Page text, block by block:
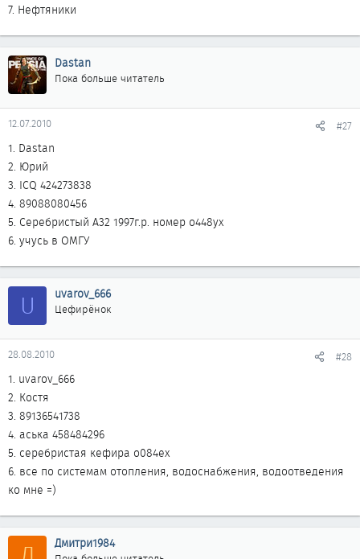
7. Нефтяники
Dastan
Пока больше читатель
12.07.2010 #27
1. Dastan
2. Юрий
3. ICQ 424273838
4. 89088080456
5. Серебристый А32 1997г.р. номер о448ух
6. учусь в ОМГУ
U uvarov_666
Цефирёнок
28.08.2010 #28
1. uvarov_666
2. Костя
3. 89136541738
4. аська 458484296
5. серебристая кефира о084ех
6. все по системам отопления, водоснабжения, водоотведения
ко мне =)
Дмитри1984